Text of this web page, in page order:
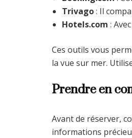
Trivago: Il
Hotels.com :
Ces outils vous
la vue sur mer.
Prendre en
Avant de réserver,
informations